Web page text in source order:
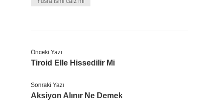
Önceki Yazı
Tiroid Elle Hissedilir Mi
Sonraki Yazı
Aksiyon Alınır Ne Demek